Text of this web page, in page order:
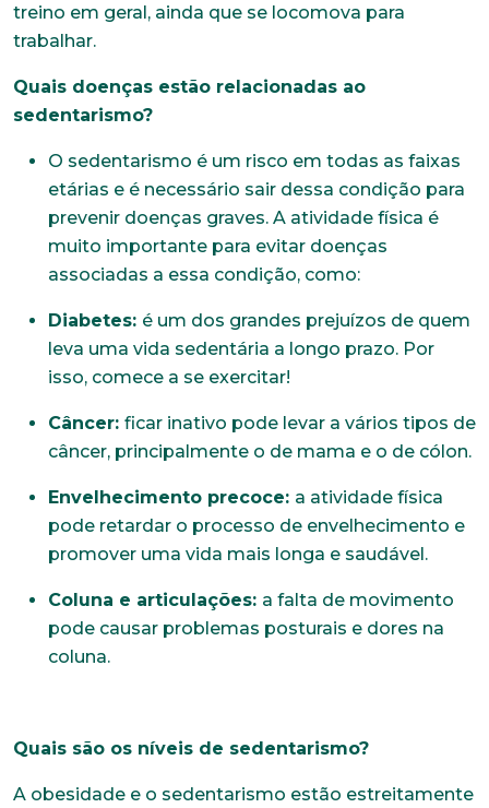
treino em geral, ainda que se locomova para
trabalhar.
Quais doenças estão relacionadas ao
sedentarismo?
O sedentarismo é um risco em todas as faixas
etárias e é necessário sair dessa condição para
prevenir doenças graves. A atividade física é
muito importante para evitar doenças
associadas a essa condição, como:
Diabetes: é um dos grandes prejuízos de quem
leva uma vida sedentária a longo prazo. Por
isso, comece a se exercitar!
Câncer: ficar inativo pode levar a vários tipos de
câncer, principalmente o de mama e o de cólon.
Envelhecimento precoce: a atividade física
pode retardar o processo de envelhecimento e
promover uma vida mais longa e saudável.
Coluna e articulações: a falta de movimento
pode causar problemas posturais e dores na
coluna.
Quais são os níveis de sedentarismo?
A obesidade e o sedentarismo estão estreitamente